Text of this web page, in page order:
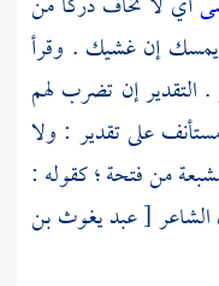
يمسك إن غشيك . وقرأ
التقدير إن تضرب لهم
على تقدير : ولا
من فتحة ؛ كقوله :
[عبد يغوث بن